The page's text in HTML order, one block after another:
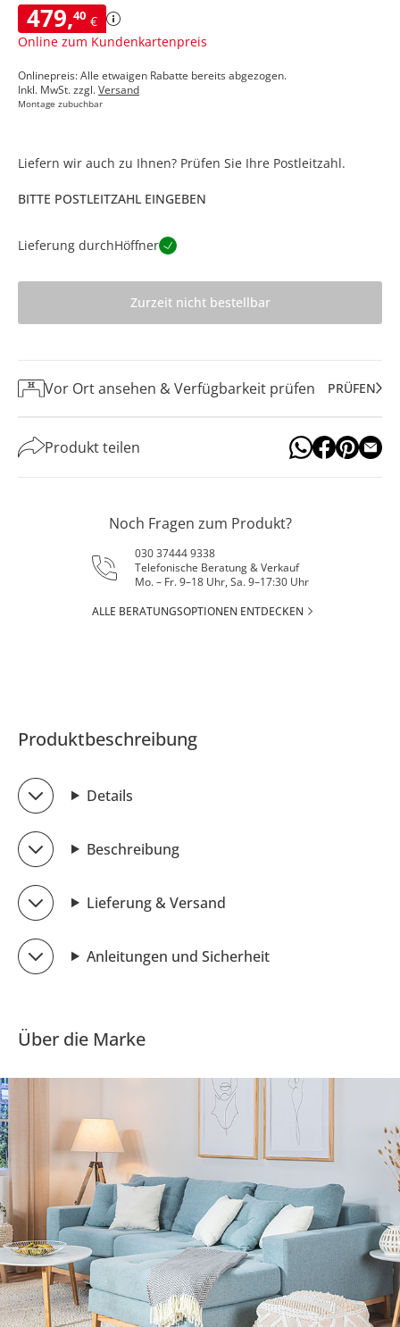
479,40 €
Online zum Kundenkartenpreis
Onlinepreis: Alle etwaigen Rabatte bereits abgezogen.
Inkl. MwSt. zzgl.Versand
Montage zubuchbar
Liefern wir auch zu Ihnen? Prüfen Sie Ihre Postleitzahl.
BITTE POSTLEITZAHL EINGEBEN
Lieferung durchHöffner
Zurzeit nicht bestellbar
Vor Ort ansehen & Verfügbarkeit prüfen PRÜFEN
Produkt teilen
Noch Fragen zum Produkt?
030 37444 9338
Telefonische Beratung & Verkauf
Mo. – Fr. 9–18 Uhr, Sa. 9–17:30 Uhr
ALLE BERATUNGSOPTIONEN ENTDECKEN
Produktbeschreibung
Details
Beschreibung
Lieferung & Versand
Anleitungen und Sicherheit
Über die Marke